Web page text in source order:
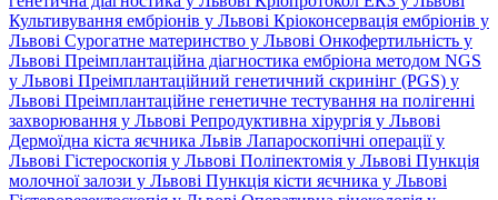
Культивування ембріонів у Львові Кріоконсервація ембріонів у
Львові Сурогатне материнство у Львові Онкофертильність у
Львові Преімплантаційна діагностика ембріона методом NGS
у Львові Преімплантаційний генетичний скринінг (PGS) у
Львові Преімплантаційне генетичне тестування на полігенні
захворювання у Львові Репродуктивна хірургія у Львові
Дермоїдна кіста яєчника Львів Лапароскопічні операції у
Львові Гістероскопія у Львові Поліпектомія у Львові Пункція
молочної залози у Львові Пункція кісти яєчника у Львові